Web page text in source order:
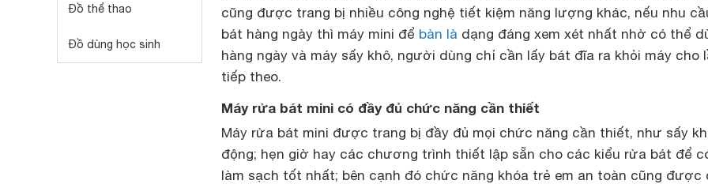
Đồ thể thao
Đồ dùng học sinh
cũng được trang bị nhiều công nghệ tiết kiệm năng lượng khác, nếu nhu
bát hàng ngày thì máy mini để bàn là dạng đáng xem xét nhất nhờ có thể
hàng ngày và máy sấy khô, người dùng chỉ cần lấy bát đĩa ra khỏi máy cho
tiếp theo.
Máy rửa bát mini có đầy đủ chức năng cần thiết
Máy rửa bát mini được trang bị đầy đủ mọi chức năng cần thiết, như sấy
động; hẹn giờ hay các chương trình thiết lập sẵn cho các kiểu rửa bát để
làm sạch tốt nhất; bên cạnh đó chức năng khóa trẻ em an toàn cũng được